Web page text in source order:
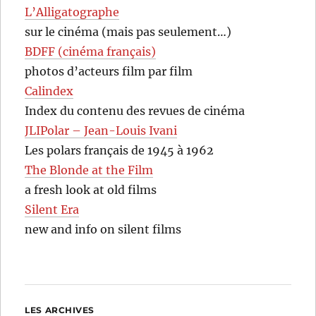
L’Alligatographe
sur le cinéma (mais pas seulement…)
BDFF (cinéma français)
photos d’acteurs film par film
Calindex
Index du contenu des revues de cinéma
JLIPolar – Jean-Louis Ivani
Les polars français de 1945 à 1962
The Blonde at the Film
a fresh look at old films
Silent Era
new and info on silent films
LES ARCHIVES